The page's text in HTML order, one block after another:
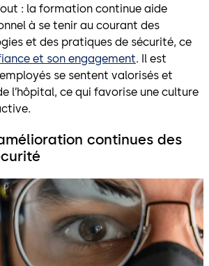
: la formation continue aide
à se tenir au courant des
et des pratiques de sécurité, ce
et son engagement. Il est
se sentent valorisés et
l’hôpital, ce qui favorise une culture
continues des